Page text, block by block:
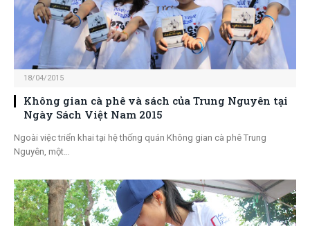
18/04/2015
Không gian cà phê và sách của Trung Nguyên tại
Ngày Sách Việt Nam 2015
Ngoài việc triển khai tại hệ thống quán Không gian cà phê Trung
Nguyên, một…